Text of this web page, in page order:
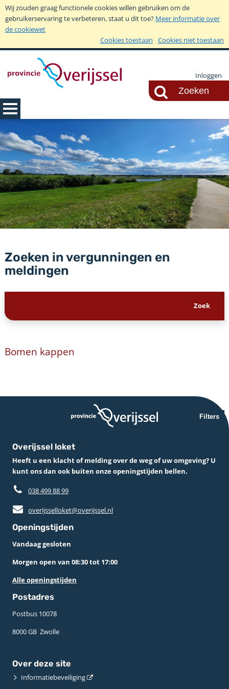
Wij zouden graag functionele cookies willen gebruiken om de
gebruikerservaring te verbeteren, staat u dit toe? Meer informatie over
de cookiewet
Cookies toestaan
Cookies niet toestaan
Inloggen
Zoeken in vergunningen en
meldingen
Bomen kappen
Filters
Overijssel loket
Heeft u een klacht of melding over de weg of uw omgeving? U
kunt ons dan ook buiten onze openingstijden bellen.
038 499 88 99
overijsselloket@overijssel.nl
Openingstijden
Vandaag gesloten
Morgen open van 08:30 tot 17:00
Alle openingstijden
Postadres
Postbus 10078 ­
8000 GB ­ Zwolle
Over deze site
Informatiebeveiliging